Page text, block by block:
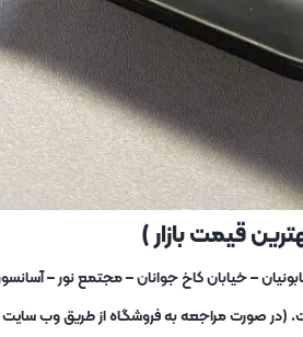
قیمت بازار )
صورت مراجعه به فروشگاه از طریق وب سایت